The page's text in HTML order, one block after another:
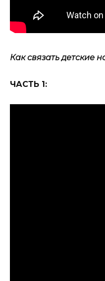
Как связать детские
ЧАСТЬ 1: